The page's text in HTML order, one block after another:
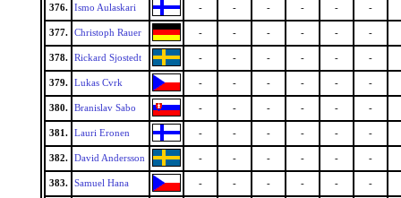
376. Ismo Aulaskari - - - - - -
377. Christoph Rauer - - - - - -
378. Rickard Sjostedt - - - - - -
379. Lukas Cvrk - - - - - -
380. Branislav Sabo - - - - - -
381. Lauri Eronen - - - - - -
382. David Andersson - - - - - -
383. Samuel Hana - - - - - -